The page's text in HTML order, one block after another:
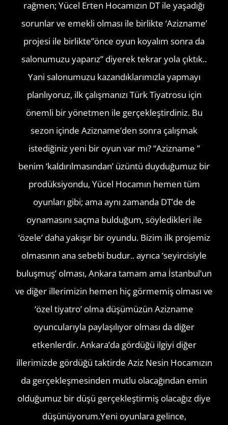
rağmen; Yücel Erten Hocamızın DT ile yaşadığı
sorunlar ve emekli olması ile birlikte ‘Azizname’
projesi ile birlikte”önce oyun koyalım sonra da
salonumuzu yaparız” diyerek tekrar yola çıktık..
Yani salonumuzu kazandıklarımızla yapmayı
planlıyoruz, ilk çalışmanızı Türk Tiyatrosu için
önemli bir yönetmen ile gerçekleştirdiniz. Bu
sezon içinde Azizname’den sonra çalışmak
istediğiniz yeni bir oyun var mı? “Azizname ”
benim ‘kaldırılmasından’ üzüntü duyduğumuz bir
prodüksiyondu, Yücel Hocamın hemen tüm
oyunları gibi; ama aynı zamanda DT’de de
oynamasını saçma bulduğum, söyledikleri ile
‘özele’ daha yakışır bir oyundu. Bizim ilk projemiz
olmasının ana sebebi budur.. ayrıca ‘seyircisiyle
buluşmuş’ olması, Ankara tamam ama İstanbul’un
ve diğer illerimizin hemen hiç görmemiş olması ve
‘özel tiyatro’ olma düşümüzün Azizname
oyuncularıyla paylaşılıyor olması da diğer
etkenlerdir. Ankara’da gördüğü ilgiyi diğer
illerimizde gördüğü taktirde Aziz Nesin Hocamızın
da gerçekleşmesinden mutlu olacağından emin
olduğumuz bir düşü gerçekleştirmiş olacağız diye
düşünüyorum.Yeni oyunlara gelince,